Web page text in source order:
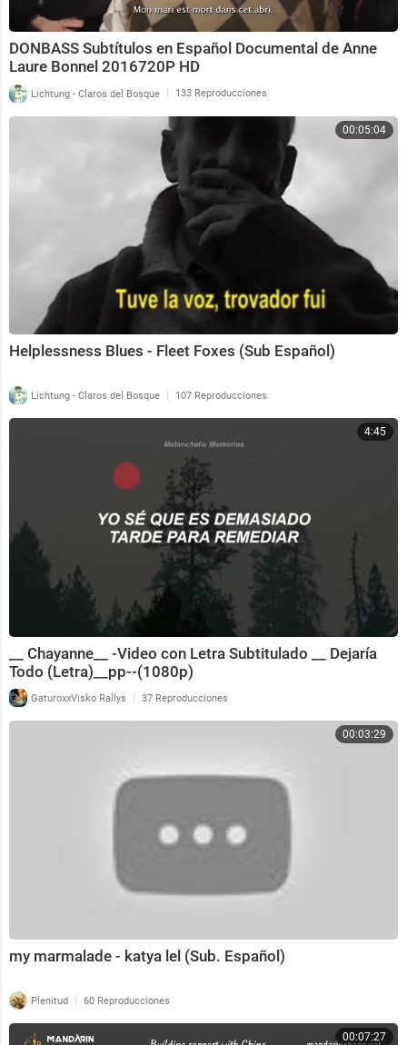
DONBASS Subtítulos en Español Documental de Anne
Laure Bonnel 2016720P HD
Lichtung - Claros del Bosque | 133 Reproducciones
00:05:04
Helplessness Blues - Fleet Foxes (Sub Español)
Lichtung - Claros del Bosque | 107 Reproducciones
4:45
__ Chayanne__ -Video con Letra Subtitulado __ Dejaría
Todo (Letra)__pp--(1080p)
GaturoxxVisko Rallys | 37 Reproducciones
00:03:29
my marmalade - katya lel (Sub. Español)
Plenitud | 60 Reproducciones
00:07:27